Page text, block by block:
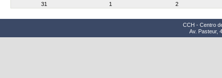
31
1 2
CCH - Centro
Av. Pasteur,